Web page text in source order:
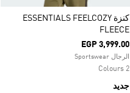
كنزة ESSENTIALS FEELCOZY
FLEECE
EGP 3,999.00
الرجال Sportswear
2 Colours
جديد